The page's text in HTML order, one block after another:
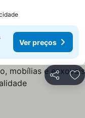
Ver preços
Partilhar